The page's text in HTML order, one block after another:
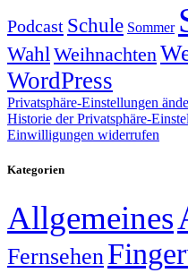
Podcast Schule Sommer
Wahl Weihnachten
WordPress
Privatsphäre-Einstellungen
Historie der Privatsphäre-
Einwilligungen widerrufen
Kategorien
Allgemeines
Fernsehen